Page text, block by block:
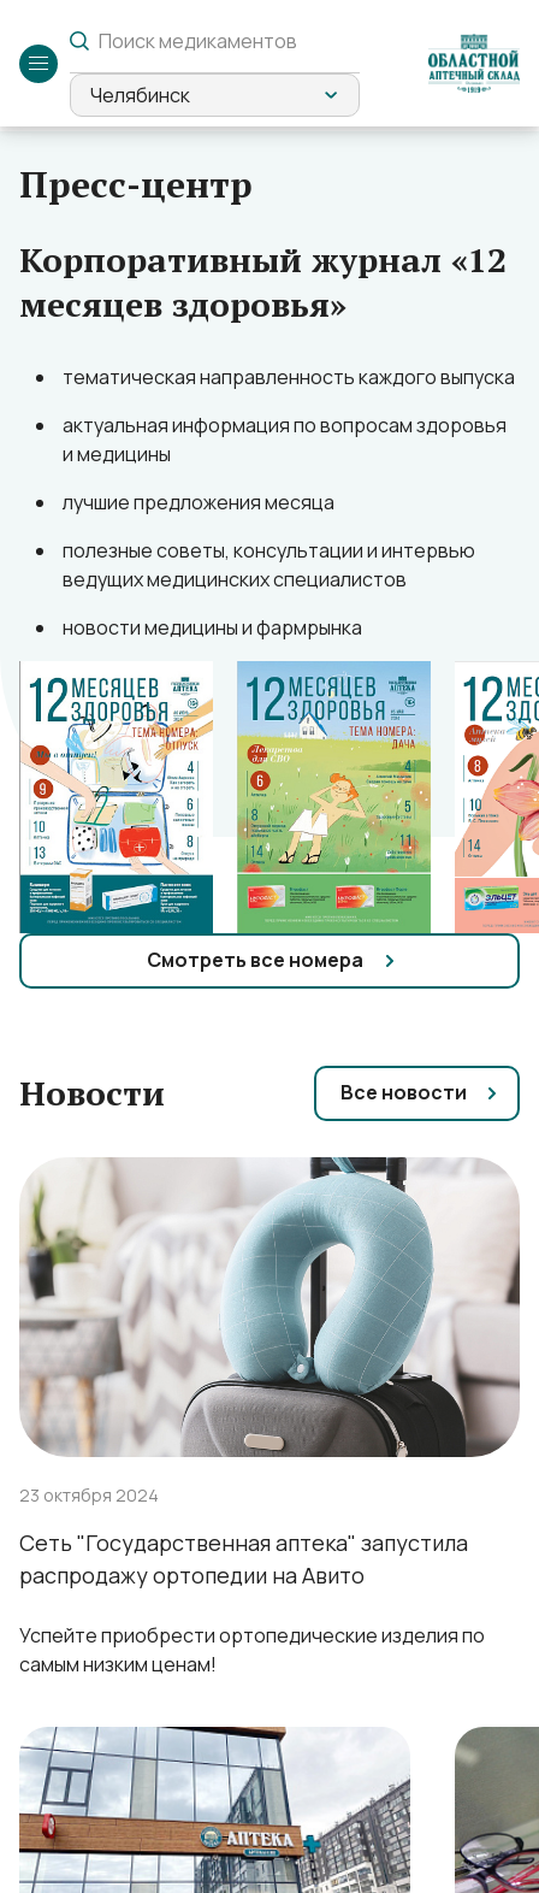
Челябинск
Служебный
вход
Пресс-центр
Корпоративный журнал «12
месяцев здоровья»
тематическая направленность каждого выпуска
актуальная информация по вопросам здоровья
и медицины
лучшие предложения месяца
полезные советы, консультации и интервью
ведущих медицинских специалистов
новости медицины и фармрынка
Смотреть все номера
Новости Все новости
23 октября 2024
Сеть "Государственная аптека" запустила
распродажу ортопедии на Авито
Успейте приобрести ортопедические изделия по
самым низким ценам!